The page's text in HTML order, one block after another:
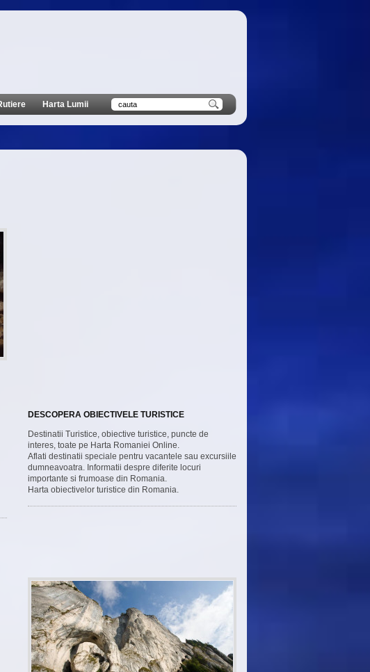
Harta Lumii
DESCOPERA OBIECTIVELE TURISTICE
Destinatii Turistice, obiective turistice, puncte de
interes, toate pe Harta Romaniei Online.
Aflati destinatii speciale pentru vacantele sau excursiile
dumneavoatra. Informatii despre diferite locuri
importante si frumoase din Romania.
Harta obiectivelor turistice din Romania.